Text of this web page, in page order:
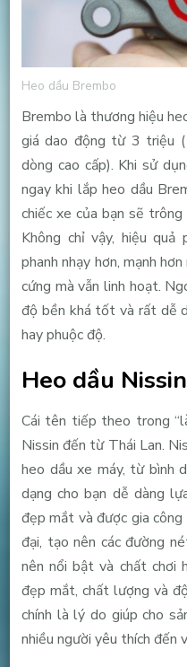
Heo dầu Brembo
Brembo là thương hiệu
giá dao động từ 3 triệu
dòng cao cấp). Khi sử
ngay khi lắp heo dầu
chiếc xe của bạn sẽ
Không chỉ vậy, hiệu quả
phanh nhạy hơn, mạnh
cứng mà vẫn linh hoạt.
độ bền khá tốt và rất dễ
hay phuộc độ.
Heo dầu Nissin
Cái tên tiếp theo trong
Nissin đến từ Thái Lan.
heo dầu xe máy, từ bình
dạng cho bạn dễ dàng
đẹp mắt và được gia
đại, tạo nên các đường
nên nổi bật và chất chơi
đẹp mắt, chất lượng và
chính là lý do giúp cho
nhiều người yêu thích đến